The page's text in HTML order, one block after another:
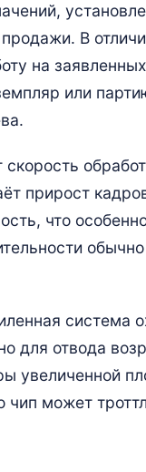
В
на
или
прирост
что
система
для отвода
увеличенной
может